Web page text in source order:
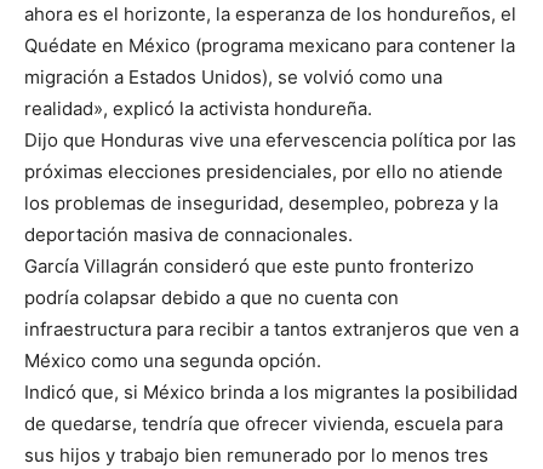
ahora es el horizonte, la esperanza de los hondureños, el
Quédate en México (programa mexicano para contener la
migración a Estados Unidos), se volvió como una
realidad», explicó la activista hondureña.
Dijo que Honduras vive una efervescencia política por las
próximas elecciones presidenciales, por ello no atiende
los problemas de inseguridad, desempleo, pobreza y la
deportación masiva de connacionales.
García Villagrán consideró que este punto fronterizo
podría colapsar debido a que no cuenta con
infraestructura para recibir a tantos extranjeros que ven a
México como una segunda opción.
Indicó que, si México brinda a los migrantes la posibilidad
de quedarse, tendría que ofrecer vivienda, escuela para
sus hijos y trabajo bien remunerado por lo menos tres